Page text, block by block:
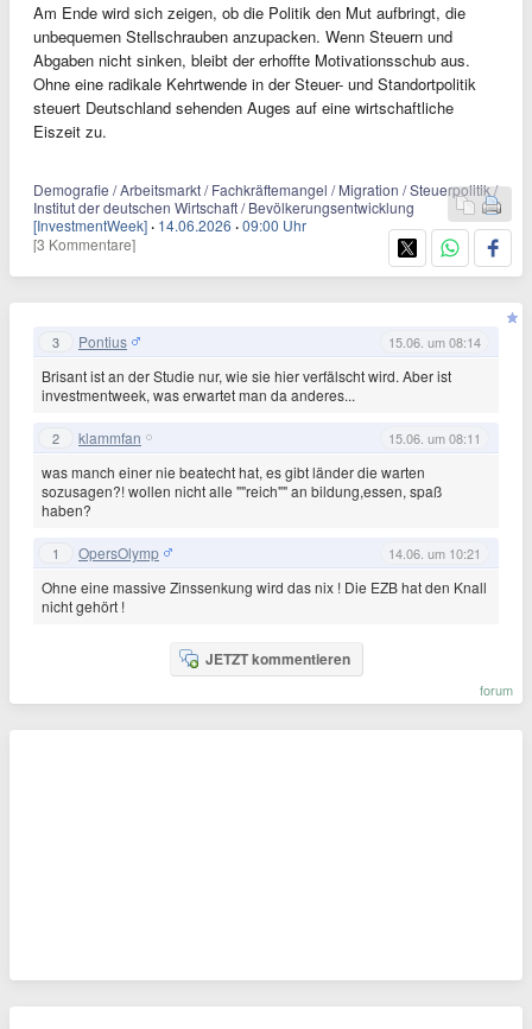
Am Ende wird sich zeigen, ob die Politik den Mut aufbringt, die
unbequemen Stellschrauben anzupacken. Wenn Steuern und
Abgaben nicht sinken, bleibt der erhoffte Motivationsschub aus.
Ohne eine radikale Kehrtwende in der Steuer- und Standortpolitik
steuert Deutschland sehenden Auges auf eine wirtschaftliche
Eiszeit zu.
Demografie / Arbeitsmarkt / Fachkräftemangel / Migration / Steuerpolitik /
Institut der deutschen Wirtschaft / Bevölkerungsentwicklung
[InvestmentWeek] · 14.06.2026 ·09:00 Uhr
[3 Kommentare]
3 Pontius 15.06. um 08:14
Brisant ist an der Studie nur, wie sie hier verfälscht wird. Aber ist
investmentweek, was erwartet man da anderes...
2 klammfan 15.06. um 08:11
was manch einer nie beatecht hat, es gibt länder die warten
sozusagen?! wollen nicht alle ""reich"" an bildung,essen, spaß
haben?
1 OpersOlymp 14.06. um 10:21
Ohne eine massive Zinssenkung wird das nix ! Die EZB hat den Knall
nicht gehört !
JETZT kommentieren
forum